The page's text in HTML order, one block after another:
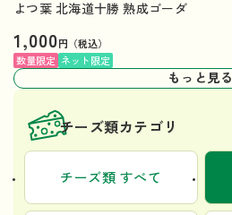
よつ葉 北海道十勝 熟成ゴーダ
1,000円（税込）
数量限定 ネット限定
もっと見る
チーズ類カテゴリ
チーズ類 すべて